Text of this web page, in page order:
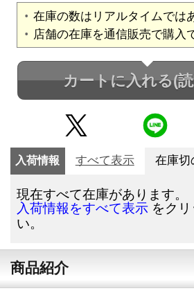
在庫の数はリアルタイムでは
店舗の在庫を通信販売で購入
カートに入れる(
入荷情報 すべて表示 在庫切
現在すべて在庫があります。
入荷情報をすべて表示 をク
い。
商品紹介